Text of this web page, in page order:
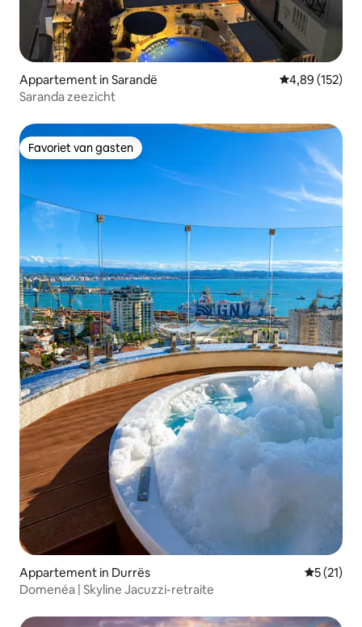
Appartement in Sarandë Gemiddelde
4,89 (152)
Saranda zeezicht
Favoriet van gasten
Favoriet van gasten
Appartement in Durrës
5 (21)
Domenéa | Skyline Jacuzzi-retraite